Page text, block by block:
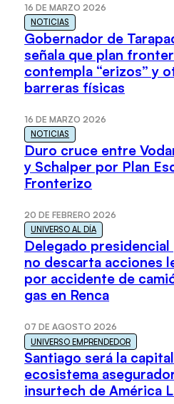
16 DE MARZO 2026
NOTICIAS
Gobernador de
señala que plan
contempla “erizos” y
barreras físicas
16 DE MARZO 2026
NOTICIAS
Duro cruce entre
y Schalper por Plan
Fronterizo
20 DE FEBRERO 2026
UNIVERSO AL DÍA
Delegado presidencial
no descarta acciones
por accidente de
gas en Renca
07 DE AGOSTO 2026
UNIVERSO EMPRENDEDOR
Santiago será la
ecosistema
insurtech de América